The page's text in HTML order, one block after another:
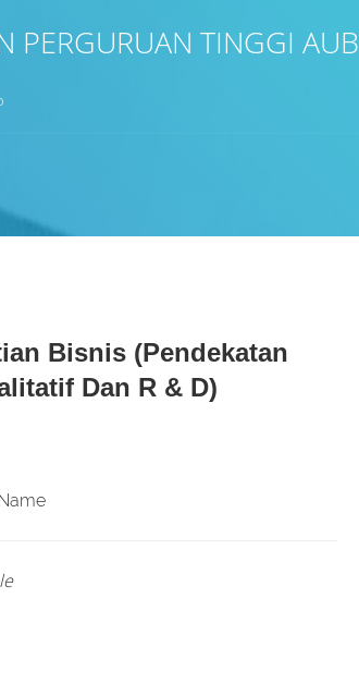
PERGURUAN TINGGI AUB
Bisnis (pendekatan
Dan R & D)